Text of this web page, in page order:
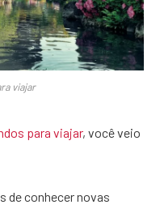
viajar
para viajar, você veio
de conhecer novas